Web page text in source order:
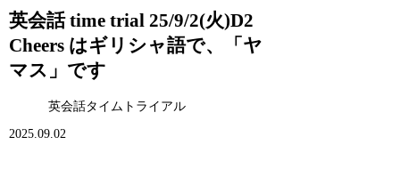
英会話 time trial 25/9/2(火)D2
Cheers はギリシャ語で、「ヤ
マス」です
英会話タイムトライアル
2025.09.02